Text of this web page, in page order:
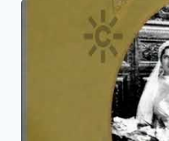
Y
MARÍA
DE
LAS